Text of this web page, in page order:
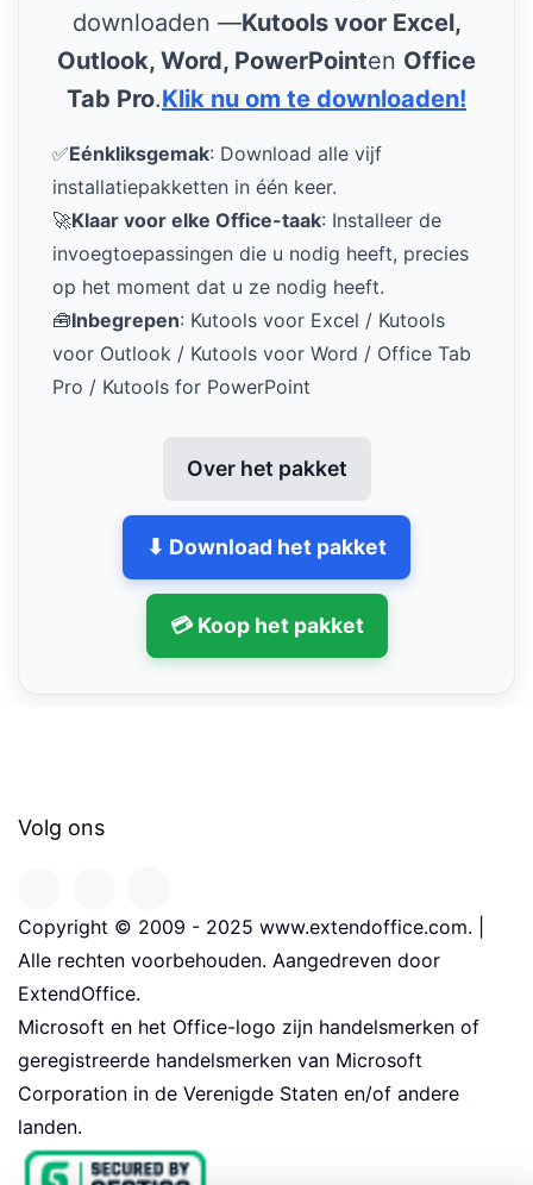
downloaden —Kutools voor Excel,
Outlook, Word, PowerPointen Office
Tab Pro.Klik nu om te downloaden!
✅Eénkliksgemak: Download alle vijf
installatiepakketten in één keer.
🚀Klaar voor elke Office-taak: Installeer de
invoegtoepassingen die u nodig heeft, precies
op het moment dat u ze nodig heeft.
🧰Inbegrepen: Kutools voor Excel / Kutools
voor Outlook / Kutools voor Word / Office Tab
Pro / Kutools for PowerPoint
Over het pakket
⬇ Download het pakket
💳 Koop het pakket
Volg ons
Copyright © 2009 - 2025 www.extendoffice.com. |
Alle rechten voorbehouden. Aangedreven door
ExtendOffice.
Microsoft en het Office-logo zijn handelsmerken of
geregistreerde handelsmerken van Microsoft
Corporation in de Verenigde Staten en/of andere
landen.